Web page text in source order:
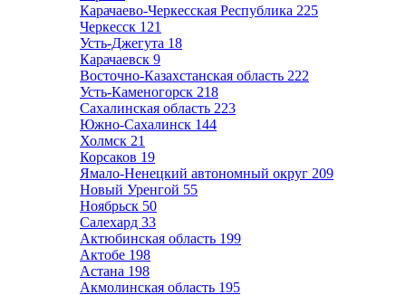
Карачаево-Черкесская Республика 225
Черкесск 121
Усть-Джегута 18
Карачаевск 9
Восточно-Казахстанская область 222
Усть-Каменогорск 218
Сахалинская область 223
Южно-Сахалинск 144
Холмск 21
Корсаков 19
Ямало-Ненецкий автономный округ 209
Новый Уренгой 55
Ноябрьск 50
Салехард 33
Актюбинская область 199
Актобе 198
Астана 198
Акмолинская область 195